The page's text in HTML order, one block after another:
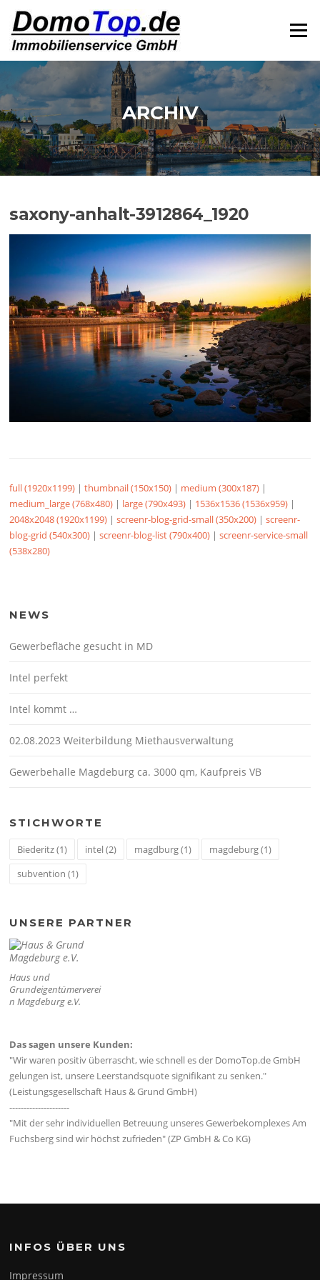
Inhalt
springen
Menü
ARCHIV
saxony-anhalt-3912864_1920
full (1920x1199) |thumbnail (150x150) | medium (300x187) |
medium_large (768x480) | large (790x493) | 1536x1536 (1536x959) |
2048x2048 (1920x1199) |screenr-blog-grid-small (350x200) |screenr-
blog-grid (540x300) |screenr-blog-list (790x400) |screenr-service-small
(538x280)
NEWS
Gewerbefläche gesucht in MD
Intel perfekt
Intel kommt …
02.08.2023 Weiterbildung Miethausverwaltung
Gewerbehalle Magdeburg ca. 3000 qm, Kaufpreis VB
STICHWORTE
Biederitz(1) intel(2) magdburg(1) magdeburg(1)
subvention (1)
UNSERE PARTNER
Haus und
Grundeigentümerverei
n Magdeburg e.V.
Das sagen unsere Kunden:
"Wir waren positiv überrascht, wie schnell es der DomoTop.de GmbH
gelungen ist, unsere Leerstandsquote signifikant zu senken."
(Leistungsgesellschaft Haus & Grund GmbH)
---------------------
"Mit der sehr individuellen Betreuung unseres Gewerbekomplexes Am
Fuchsberg sind wir höchst zufrieden" (ZP GmbH & Co KG)
INFOS ÜBER UNS
Impressum